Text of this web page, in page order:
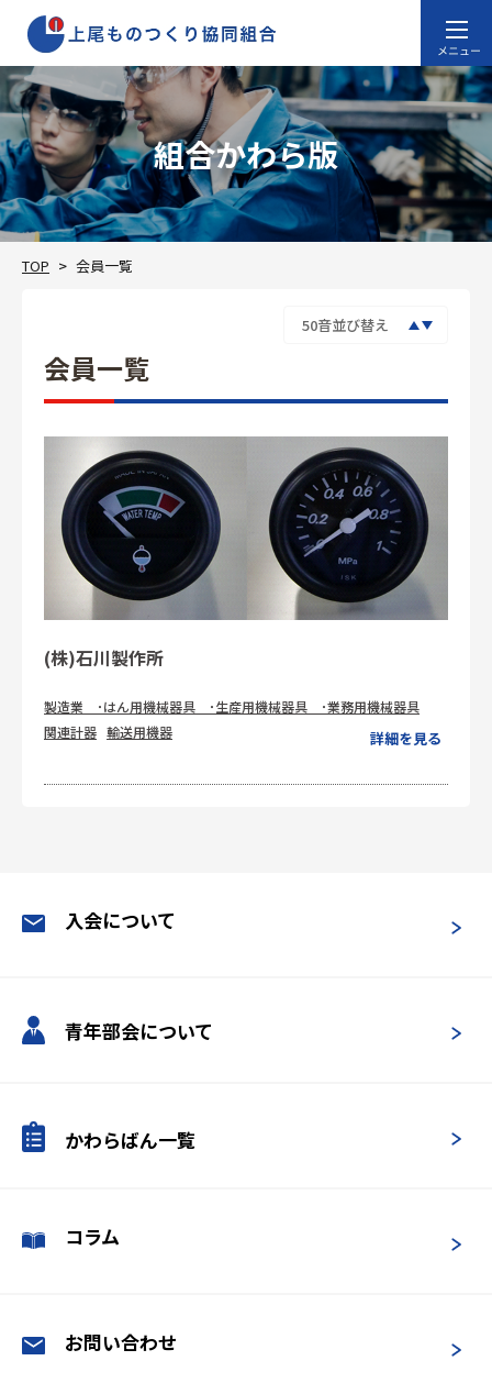
組合かわら版
入会について
青年部会について
かわらばん一覧
コラム
お問い合わせ
TOP 会員一覧
会員一覧
(株)石川製作所
製造業 ･はん用機械器具 ･生産用機械器具 ･業務用機械器具
関連計器 輸送用機器 詳細を見る